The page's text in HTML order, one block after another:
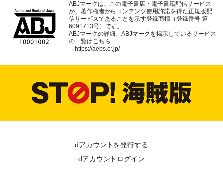
ABJマークは、この電子書店・電子書籍配信サービス
が、著作権者からコンテンツ使用許諾を得た正規版配
信サービスであることを示す登録商標（登録番号 第
6091713号）です。
ABJマークの詳細、ABJマークを掲示しているサービス
の一覧はこちら
→ https://aebs.or.jp/
dアカウントを発行する
dアカウントログイン